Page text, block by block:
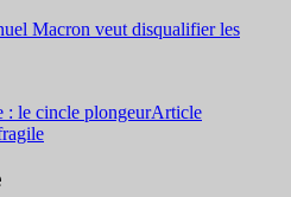
Macron veut disqualifier les
: le cincle plongeurArticle